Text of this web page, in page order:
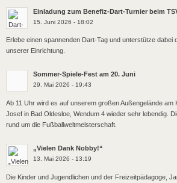
Einladung zum Benefiz-Dart-Turnier beim
15. Juni 2026 - 18:02
Erlebe einen spannenden Dart-Tag und unterstütze dabei
unserer Einrichtung.
Sommer-Spiele-Fest am 20. Juni
29. Mai 2026 - 19:43
Ab 11 Uhr wird es auf unserem großen Außengelände am
Josef in Bad Oldesloe, Wendum 4 wieder sehr lebendig.
rund um die Fußballweltmeisterschaft.
„Vielen Dank Nobby!“
13. Mai 2026 - 13:19
Die Kinder und Jugendlichen und der Freizeitpädagoge,